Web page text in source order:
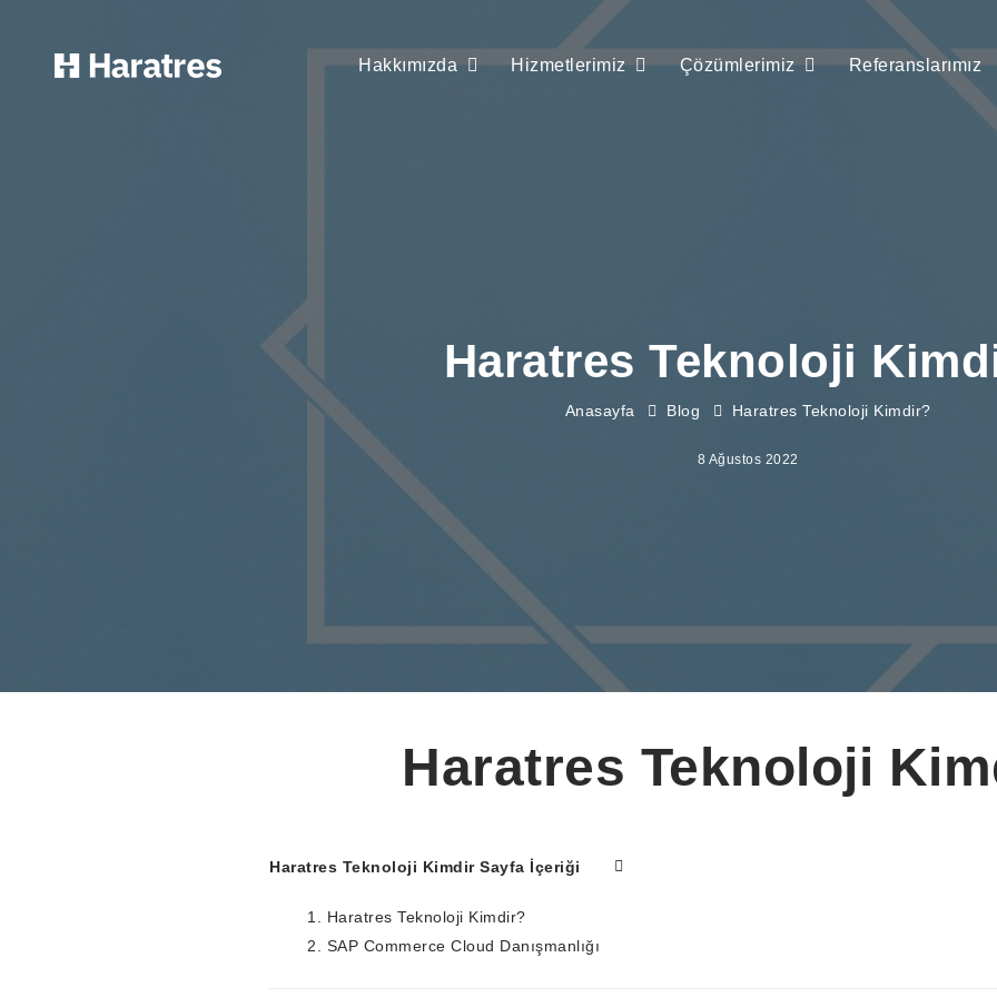
Hakkımızda Hizmetlerimiz Çözümlerimiz Referanslarımız
Haratres Teknoloji
Anasayfa Blog Haratres Teknoloji Kimdir?
8 Ağustos 2022
Haratres Teknoloji
Haratres Teknoloji Kimdir Sayfa İçeriği
Haratres Teknoloji Kimdir?
SAP Commerce Cloud Danışmanlığı